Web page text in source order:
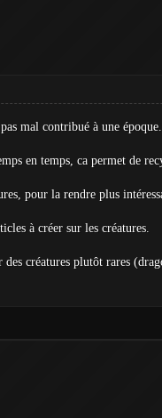
mal contribué à une époque.
en temps, ca permet de
pour la rendre plus
à créer sur les créatures.
créatures plutôt rares